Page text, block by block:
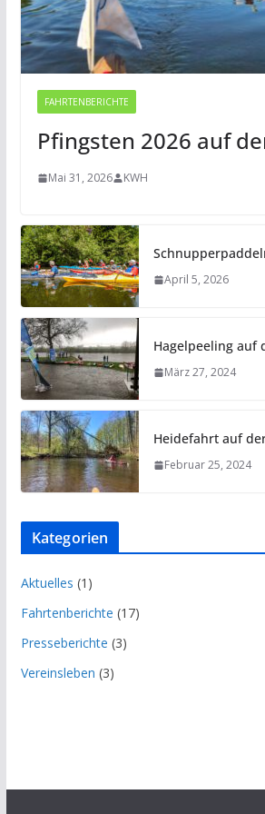
FAHRTENBERICHTE
Pfingsten 2026 auf
Mai 31, 2026 KWH
April 5, 2026
Hagelpeeling auf
März 27, 2024
Heidefahrt auf
Februar 25, 2024
Kategorien
Aktuelles (1)
Fahrtenberichte (17)
Presseberichte (3)
Vereinsleben (3)